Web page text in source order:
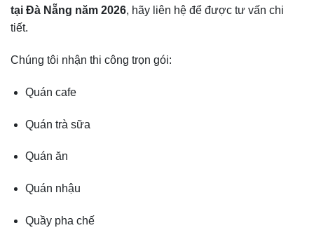
tại Đà Nẵng năm 2026, hãy liên hệ để được tư vấn chi
tiết.
Chúng tôi nhận thi công trọn gói:
Quán cafe
Quán trà sữa
Quán ăn
Quán nhậu
Quầy pha chế